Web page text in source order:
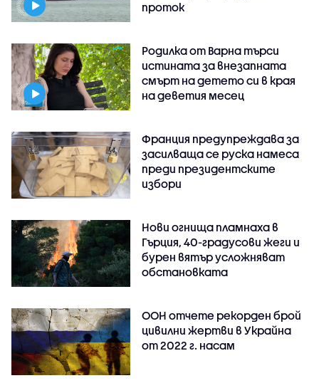
проток
Родилка от Варна търси
истината за внезапната
смърт на детето си в края
на деветия месец
Франция предупреждава за
засилваща се руска намеса
преди президентските
избори
Нови огнища пламнаха в
Гърция, 40-градусови жеги и
бурен вятър усложняват
обстановката
ООН отчете рекорден брой
цивилни жертви в Украйна
от 2022 г. насам